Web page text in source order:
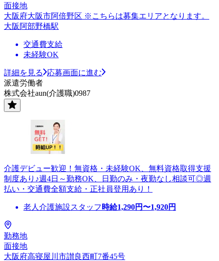
面接地
大阪府大阪市阿倍野区 ※こちらは募集エリアとなります。
大阪阿部野橋駅
交通費支給
未経験OK
詳細を見る
応募画面に進む
派遣労働者
株式会社aun(介護職)0987
介護デビュー歓迎！無資格・未経験OK、無料資格取得支援
制度あり♪週4日～勤務OK、日勤のみ・夜勤なし相談可◎週
払い・交通費全額支給・正社員登用あり！
老人介護施設スタッフ 時給1,290円〜1,920円
勤務地
面接地
大阪府高寝屋川市讃良西町7番45号